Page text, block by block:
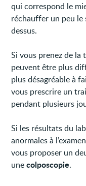
qui correspond le
réchauffer un peu
dessus.
Si vous prenez de
peuvent être plus
plus désagréable à
vous prescrire un
pendant plusieurs
Si les résultats du
anormales à
vous proposer un
unecolposcopie.